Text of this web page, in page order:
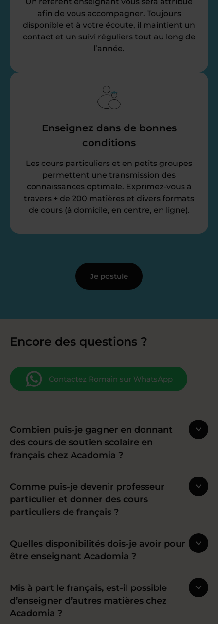
Un référent enseignant vous sera attribué
afin de vous accompagner. Toujours
disponible et à votre écoute, il maintient un
contact et un suivi réguliers tout au long de
l’année.
Enseignez dans de bonnes
conditions
Les cours particuliers et en petits groupes
permettent une transmission des
connaissances optimale. Exprimez-vous à
travers + de 200 matières et divers formats
de cours (à domicile, en centre, en ligne).
Je postule
Encore des questions ?
Contactez Romain sur WhatsApp
Combien puis-je gagner en donnant
des cours de soutien scolaire en
français chez Acadomia ?
Comme puis-je devenir professeur
particulier et donner des cours
particuliers de français ?
Quelles disponibilités dois-je avoir pour
être enseignant Acadomia ?
Mis à part le français, est-il possible
d’enseigner d’autres matières chez
Acadomia ?